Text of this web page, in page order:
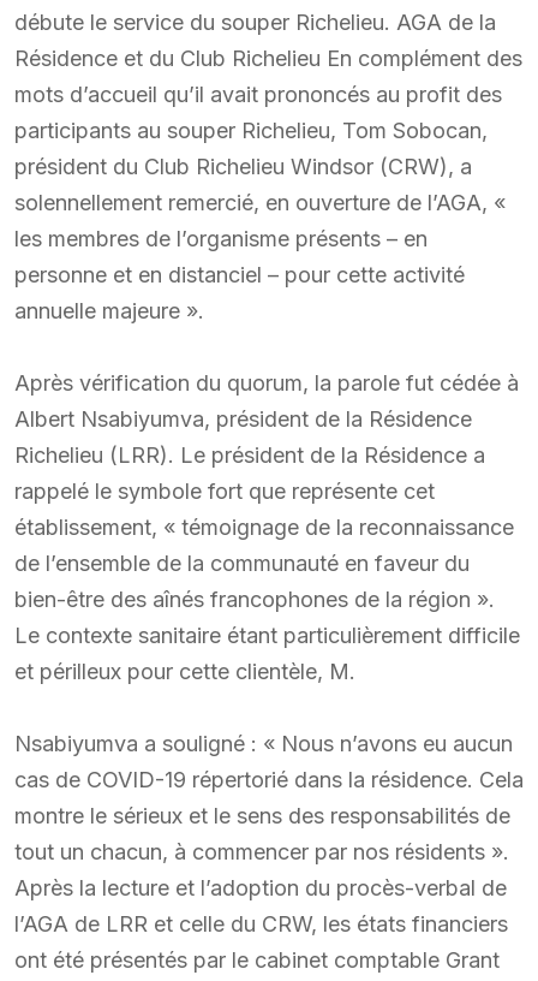
débute le service du souper Richelieu. AGA de la
Résidence et du Club Richelieu En complément des
mots d’accueil qu’il avait prononcés au profit des
participants au souper Richelieu, Tom Sobocan,
président du Club Richelieu Windsor (CRW), a
solennellement remercié, en ouverture de l’AGA, «
les membres de l’organisme présents – en
personne et en distanciel – pour cette activité
annuelle majeure ».
Après vérification du quorum, la parole fut cédée à
Albert Nsabiyumva, président de la Résidence
Richelieu (LRR). Le président de la Résidence a
rappelé le symbole fort que représente cet
établissement, « témoignage de la reconnaissance
de l’ensemble de la communauté en faveur du
bien-être des aînés francophones de la région ».
Le contexte sanitaire étant particulièrement difficile
et périlleux pour cette clientèle, M.
Nsabiyumva a souligné : « Nous n’avons eu aucun
cas de COVID-19 répertorié dans la résidence. Cela
montre le sérieux et le sens des responsabilités de
tout un chacun, à commencer par nos résidents ».
Après la lecture et l’adoption du procès-verbal de
l’AGA de LRR et celle du CRW, les états financiers
ont été présentés par le cabinet comptable Grant